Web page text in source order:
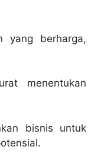
yang berharga,
menentukan
bisnis untuk